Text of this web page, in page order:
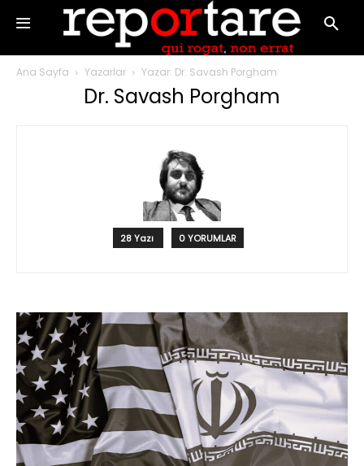
Ana Sayfa Yazarlar Yazar: Dr. Savash Porgham
Dr. Savash Porgham
28 Yazı 0 YORUMLAR